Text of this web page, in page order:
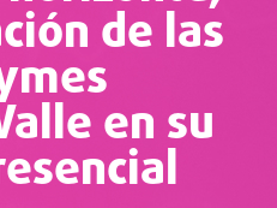
de las
en su